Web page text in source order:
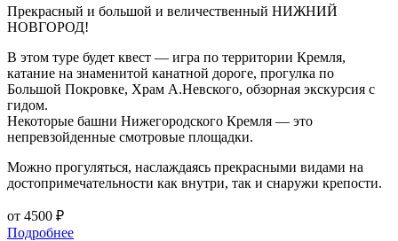
Прекрасный и большой и величественный НИЖНИЙ
НОВГОРОД!
В этом туре будет квест — игра по территории Кремля,
катание на знаменитой канатной дороге, прогулка по
Большой Покровке, Храм А.Невского, обзорная экскурсия с
гидом.
Некоторые башни Нижегородского Кремля — это
непревзойденные смотровые площадки.
Можно прогуляться, наслаждаясь прекрасными видами на
достопримечательности как внутри, так и снаружи крепости.
от 4500 ₽
Подробнее